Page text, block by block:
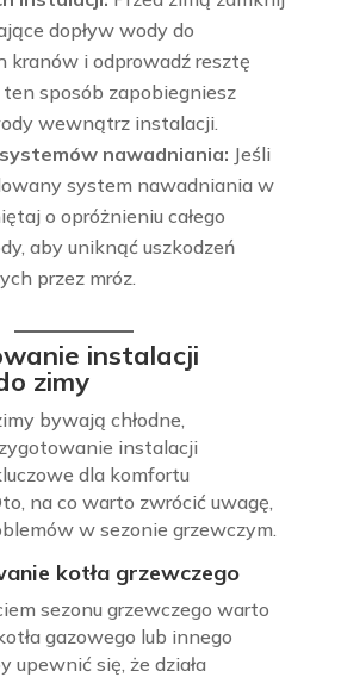
dopływ wody do
kranów i odprowadź resztę
sposób zapobiegniesz
wewnątrz instalacji.
nawadniania: Jeśli
system nawadniania w
o opróżnieniu całego
aby uniknąć uszkodzeń
przez mróz.
instalacji
zimy
bywają chłodne,
instalacji
dla komfortu
na co warto zwrócić uwagę,
w sezonie grzewczym.
kotła grzewczego
sezonu grzewczego warto
gazowego lub innego
upewnić się, że działa